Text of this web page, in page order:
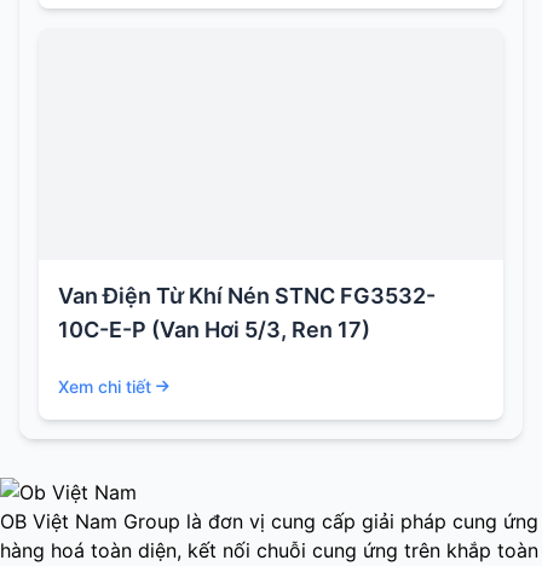
Van Điện Từ Khí Nén STNC FG3532-
10C-E-P (Van Hơi 5/3, Ren 17)
Xem chi tiết
OB Việt Nam Group là đơn vị cung cấp giải pháp cung ứng
hàng hoá toàn diện, kết nối chuỗi cung ứng trên khắp toàn